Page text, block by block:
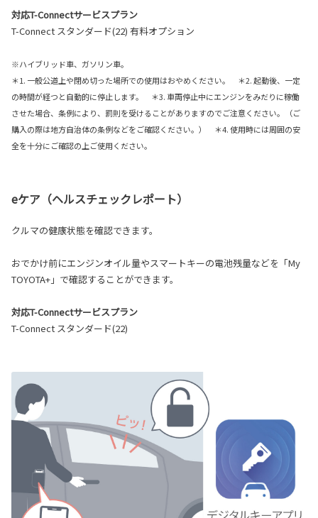
対応T-Connectサービスプラン
T-Connect スタンダード(22) 有料オプション
※ハイブリッド車、ガソリン車。
＊1. 一般公道上や閉め切った場所での使用はおやめください。 ＊2. 起動後、一定
の時間が経つと自動的に停止します。 ＊3. 車両停止中にエンジンをみだりに稼働
させた場合、条例により、罰則を受けることがありますのでご注意ください。（ご
購入の際は地方自治体の条例などをご確認ください。） ＊4. 使用時には周囲の安
全を十分にご確認の上ご使用ください。
eケア（ヘルスチェックレポート）
クルマの健康状態を確認できます。
おでかけ前にエンジンオイル量やスマートキーの電池残量などを「My
TOYOTA+」で確認することができます。
対応T-Connectサービスプラン
T-Connect スタンダード(22)